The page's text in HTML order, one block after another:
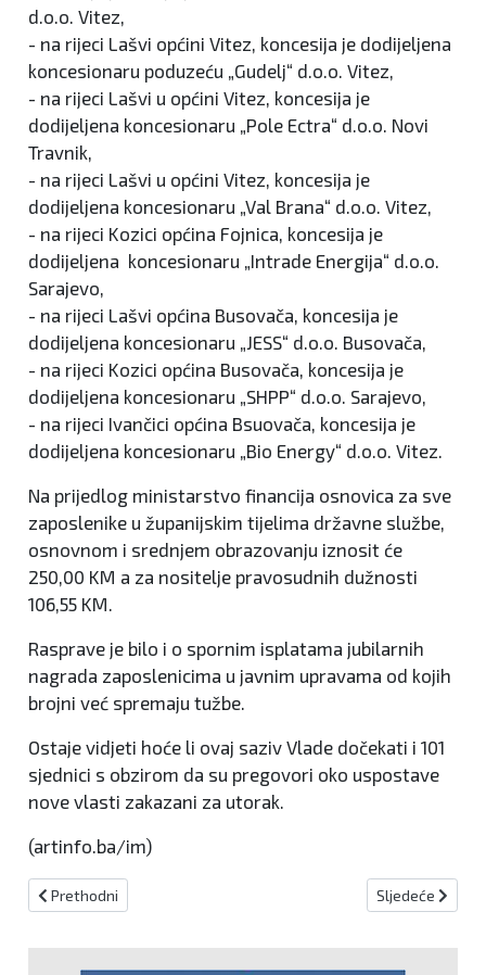
d.o.o. Vitez,
- na rijeci Lašvi općini Vitez, koncesija je dodijeljena
koncesionaru poduzeću „Gudelj“ d.o.o. Vitez,
- na rijeci Lašvi u općini Vitez, koncesija je
dodijeljena koncesionaru „Pole Ectra“ d.o.o. Novi
Travnik,
- na rijeci Lašvi u općini Vitez, koncesija je
dodijeljena koncesionaru „Val Brana“ d.o.o. Vitez,
- na rijeci Kozici općina Fojnica, koncesija je
dodijeljena koncesionaru „Intrade Energija“ d.o.o.
Sarajevo,
- na rijeci Lašvi općina Busovača, koncesija je
dodijeljena koncesionaru „JESS“ d.o.o. Busovača,
- na rijeci Kozici općina Busovača, koncesija je
dodijeljena koncesionaru „SHPP“ d.o.o. Sarajevo,
- na rijeci Ivančici općina Bsuovača, koncesija je
dodijeljena koncesionaru „Bio Energy“ d.o.o. Vitez.
Na prijedlog ministarstvo financija osnovica za sve
zaposlenike u županijskim tijelima državne službe,
osnovnom i srednjem obrazovanju iznosit će
250,00 KM a za nositelje pravosudnih dužnosti
106,55 KM.
Rasprave je bilo i o spornim isplatama jubilarnih
nagrada zaposlenicima u javnim upravama od kojih
brojni već spremaju tužbe.
Ostaje vidjeti hoće li ovaj saziv Vlade dočekati i 101
sjednici s obzirom da su pregovori oko uspostave
nove vlasti zakazani za utorak.
(artinfo.ba/im)
Prethodni članak: RADARSKE KONTROLE 07.04.2015.
Prethodni Sljedeći članak:
Sljedeće